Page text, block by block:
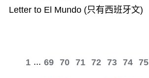
Letter to El Mundo (只有西班牙文)
1 ... 69 70 71 72 73 74 75